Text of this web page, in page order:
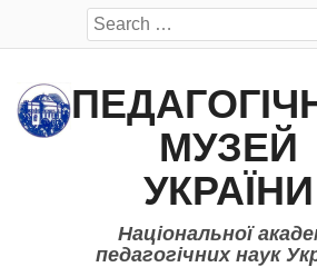
Search
for:
МУЗЕЙ
УКРАЇНИ
Національної
педагогічних наук